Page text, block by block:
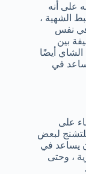
على أنه
الشهية ،
نفس
بين
أيضًا
في
على
لبعض
يساعد في
، وحتى